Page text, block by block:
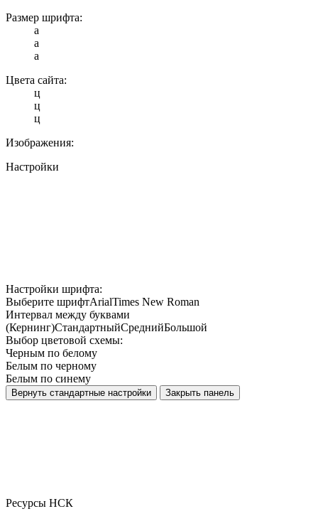
Размер шрифта:
a
a
a
Цвета сайта:
ц
ц
ц
Изображения:
Настройки
Настройки шрифта:
Выберите шрифтArialTimes New Roman
Интервал между буквами
(Кернинг)СтандартныйСреднийБольшой
Выбор цветовой схемы:
Черным по белому
Белым по черному
Белым по синему
Вернуть стандартные настройки Закрыть панель
Ресурсы НСК